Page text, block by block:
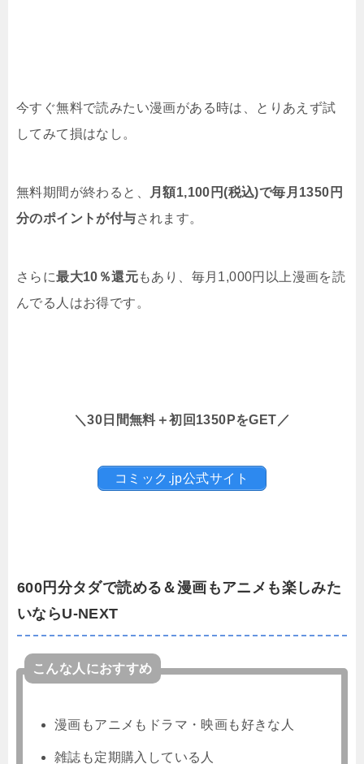
今すぐ無料で読みたい漫画がある時は、とりあえず試
してみて損はなし。
無料期間が終わると、
月額1,100円(税込)で毎月1350円
分のポイントが付与されます。
さらに最大10％還元もあり、毎月1,000円以上漫画を読
んでる人はお得です。
＼30日間無料＋初回1350PをGET／
コミック.jp公式サイト
600円分タダで読める＆漫画もアニメも楽しみた
いならU-NEXT
こんな人におすすめ
漫画もアニメもドラマ・映画も好きな人
雑誌も定期購入している人